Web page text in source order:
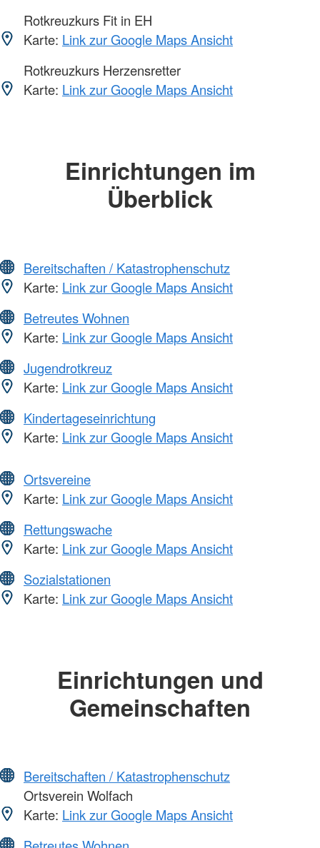
Rotkreuzkurs Fit in EH
Karte: Link zur Google Maps Ansicht
Rotkreuzkurs Herzensretter
Karte: Link zur Google Maps Ansicht
Einrichtungen im
Überblick
Bereitschaften / Katastrophenschutz
Karte: Link zur Google Maps Ansicht
Betreutes Wohnen
Karte: Link zur Google Maps Ansicht
Jugendrotkreuz
Karte: Link zur Google Maps Ansicht
Kindertageseinrichtung
Karte: Link zur Google Maps Ansicht
Ortsvereine
Karte: Link zur Google Maps Ansicht
Rettungswache
Karte: Link zur Google Maps Ansicht
Sozialstationen
Karte: Link zur Google Maps Ansicht
Einrichtungen und
Gemeinschaften
Bereitschaften / Katastrophenschutz
Ortsverein Wolfach
Karte: Link zur Google Maps Ansicht